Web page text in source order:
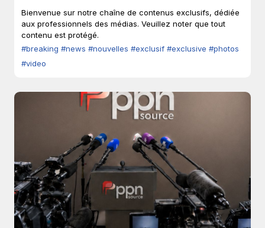
Bienvenue sur notre chaîne de contenus exclusifs, dédiée
aux professionnels des médias. Veuillez noter que tout
contenu est protégé.
#breaking #news #nouvelles #exclusif #exclusive #photos
#video